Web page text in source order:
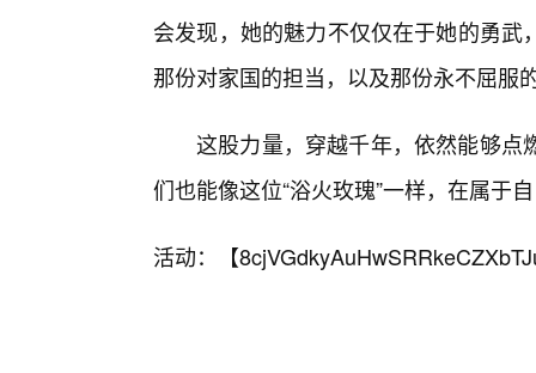
会发现，她的魅力不仅仅在于她的勇
那份对家国的担当，以及那份永不屈服
这股力量，穿越千年，依然能够点
们也能像这位“浴火玫瑰”一样，在属于
活动：【